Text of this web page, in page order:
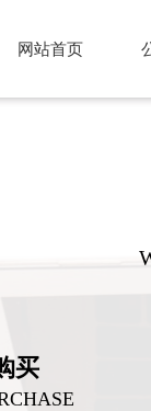
网站首页
买